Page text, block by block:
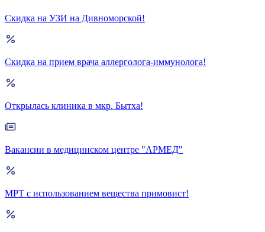
Скидка на УЗИ на Дивноморской!
Скидка на прием врача аллерголога-иммунолога!
Открылась клиника в мкр. Бытха!
Вакансии в медицинском центре "АРМЕД"
МРТ с использованием вещества примовист!